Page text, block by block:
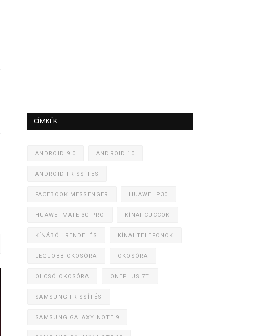
CÍMKÉK
ANDROID 9.0 ANDROID 10
ANDROID FRISSÍTÉS
FACEBOOK MESSENGER HUAWEI P30
HUAWEI MATE 30 PRO KÍNAI CUCCOK
KÍNÁBÓL RENDELÉS KÍNAI TELEFONOK
LEGJOBB OKOSÓRA OKOSÓRA
OLCSÓ OKOSÓRA ONEPLUS 7T
SAMSUNG FRISSÍTÉS
SAMSUNG GALAXY NOTE 9